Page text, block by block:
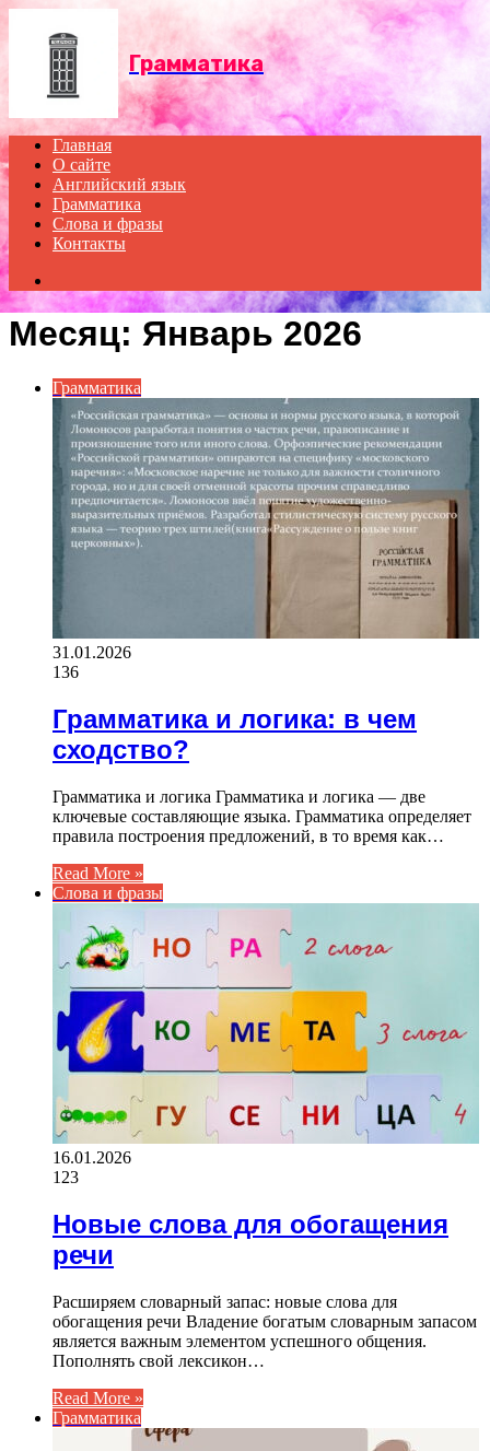
Грамматика
Главная
О сайте
Английский язык
Грамматика
Слова и фразы
Контакты
for
Месяц: Январь 2026
Грамматика
31.01.2026
136
Грамматика и логика: в чем
сходство?
Грамматика и логика Грамматика и логика — две
ключевые составляющие языка. Грамматика определяет
правила построения предложений, в то время как…
Read More »
Слова и фразы
16.01.2026
123
Новые слова для обогащения
речи
Расширяем словарный запас: новые слова для
обогащения речи Владение богатым словарным запасом
является важным элементом успешного общения.
Пополнять свой лексикон…
Read More »
Грамматика